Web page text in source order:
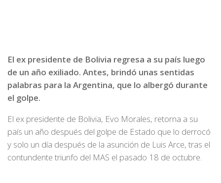
El ex presidente de Bolivia regresa a su país luego
de un año exiliado. Antes, brindó unas sentidas
palabras para la Argentina, que lo albergó durante
el golpe.
El ex presidente de Bolivia, Evo Morales, retorna a su
país un año después del golpe de Estado que lo derrocó
y solo un día después de la asunción de Luis Arce, tras el
contundente triunfo del MAS el pasado 18 de octubre.